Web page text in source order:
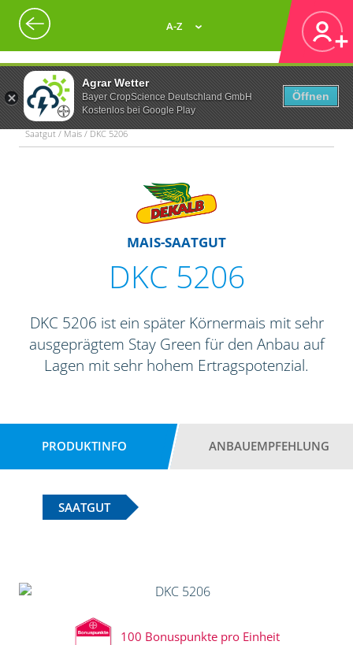
Agrar Wetter
Bayer CropScience Deutschland GmbH
Kostenlos bei Google Play
Öffnen
A-Z
Saatgut / Mais / DKC 5206
MAIS-SAATGUT
DKC 5206
DKC 5206 ist ein später Körnermais mit sehr
ausgeprägtem Stay Green für den Anbau auf
Lagen mit sehr hohem Ertragspotenzial.
PRODUKTINFO ANBAUEMPFEHLUNG
SAATGUT
100 Bonuspunkte pro Einheit